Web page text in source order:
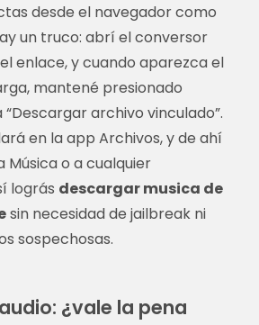
desde el navegador como
un truco: abrí el conversor
enlace, y cuando aparezca el
mantené presionado
archivo vinculado”.
en la app Archivos, y de ahí
Música o a cualquier
lográs descargar musica de
sin necesidad de jailbreak ni
sospechosas.
¿vale la pena